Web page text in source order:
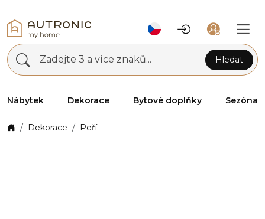
Zadejte 3 a více znaků... Hledat
Nábytek Dekorace Bytové doplňky Sezóna
Dekorace Peří